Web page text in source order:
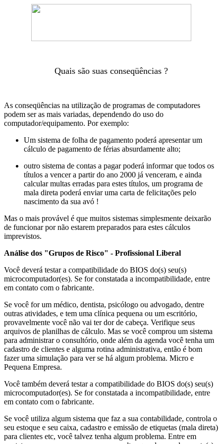
Quais são suas conseqüências ?
As conseqüências na utilização de programas de computadores
podem ser as mais variadas, dependendo do uso do
computador/equipamento. Por exemplo:
Um sistema de folha de pagamento poderá apresentar um
cálculo de pagamento de férias absurdamente alto;
outro sistema de contas a pagar poderá informar que todos os
títulos a vencer a partir do ano 2000 já venceram, e ainda
calcular multas erradas para estes títulos, um programa de
mala direta poderá enviar uma carta de felicitações pelo
nascimento da sua avó !
Mas o mais provável é que muitos sistemas simplesmente deixarão
de funcionar por não estarem preparados para estes cálculos
imprevistos.
Análise dos "Grupos de Risco" - Profissional Liberal
Você deverá testar a compatibilidade do BIOS do(s) seu(s)
microcomputador(es). Se for constatada a incompatibilidade, entre
em contato com o fabricante.
Se você for um médico, dentista, psicólogo ou advogado, dentre
outras atividades, e tem uma clínica pequena ou um escritório,
provavelmente você não vai ter dor de cabeça. Verifique seus
arquivos de planilhas de cálculo. Mas se você comprou um sistema
para administrar o consultório, onde além da agenda você tenha um
cadastro de clientes e alguma rotina administrativa, então é bom
fazer uma simulação para ver se há algum problema. Micro e
Pequena Empresa.
Você também deverá testar a compatibilidade do BIOS do(s) seu(s)
microcomputador(es). Se for constatada a incompatibilidade, entre
em contato com o fabricante.
Se você utiliza algum sistema que faz a sua contabilidade, controla o
seu estoque e seu caixa, cadastro e emissão de etiquetas (mala direta)
para clientes etc, você talvez tenha algum problema. Entre em